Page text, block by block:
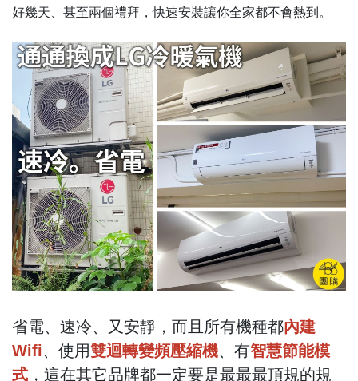
好幾天、甚至兩個禮拜，快速安裝讓你全家都不會熱到。
省電、速冷、又安靜，而且所有機種都內建
Wifi、使用雙迴轉變頻壓縮機、有智慧節能模
式 ，這在其它品牌都一定要是最最最頂規的規